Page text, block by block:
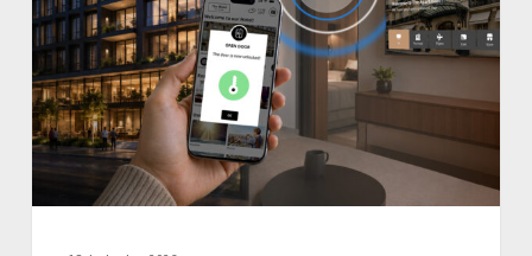
Mobile
agora
integrados
com
Guesty